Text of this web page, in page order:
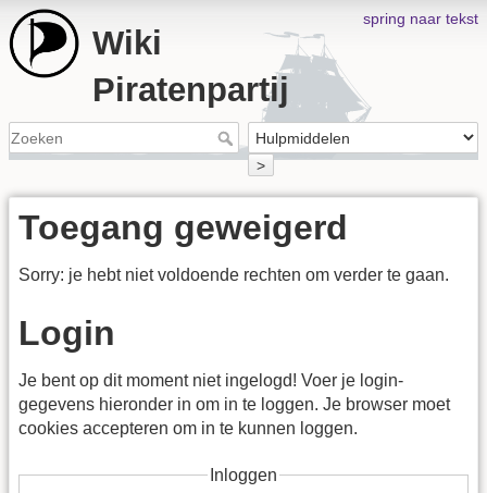
spring naar tekst
Wiki
Piratenpartij
>
Toegang geweigerd
Sorry: je hebt niet voldoende rechten om verder te gaan.
Login
Je bent op dit moment niet ingelogd! Voer je login-
gegevens hieronder in om in te loggen. Je browser moet
cookies accepteren om in te kunnen loggen.
Inloggen